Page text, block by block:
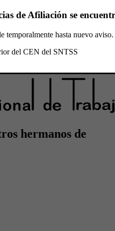
de
Seguro Social
de Afiliación se
temporalmente hasta nuevo
del CEN del SNTSS
hermanos de